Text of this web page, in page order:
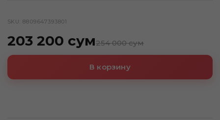
SKU: 8809647393801
203 200 сум254 000 сум
В корзину